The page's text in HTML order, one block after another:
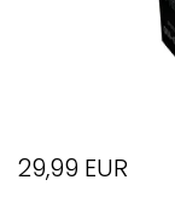
29,99 EUR